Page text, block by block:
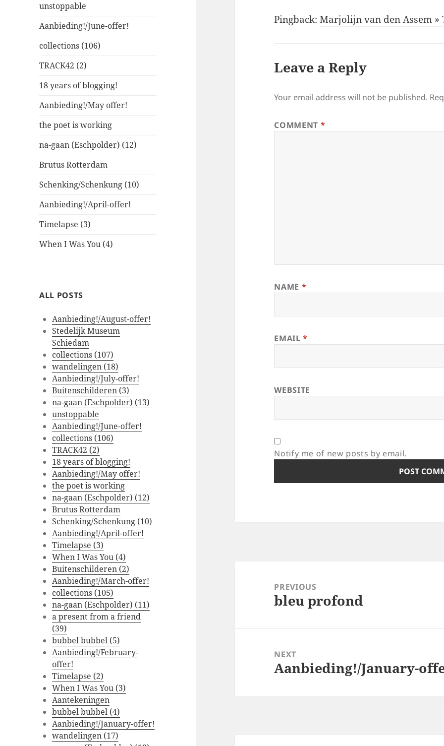
unstoppable
Aanbieding!/June-offer!
collections (106)
TRACK42 (2)
18 years of blogging!
Aanbieding!/May offer!
the poet is working
na-gaan (Eschpolder) (12)
Brutus Rotterdam
Schenking/Schenkung (10)
Aanbieding!/April-offer!
Timelapse (3)
When I Was You (4)
ALL POSTS
Aanbieding!/August-offer!
Stedelijk Museum
Schiedam
collections (107)
wandelingen (18)
Aanbieding!/July-offer!
Buitenschilderen (3)
na-gaan (Eschpolder) (13)
unstoppable
Aanbieding!/June-offer!
collections (106)
TRACK42 (2)
18 years of blogging!
Aanbieding!/May offer!
the poet is working
na-gaan (Eschpolder) (12)
Brutus Rotterdam
Schenking/Schenkung (10)
Aanbieding!/April-offer!
Timelapse (3)
When I Was You (4)
Buitenschilderen (2)
Aanbieding!/March-offer!
collections (105)
na-gaan (Eschpolder) (11)
a present from a friend
(39)
bubbel bubbel (5)
Aanbieding!/February-
offer!
Timelapse (2)
When I Was You (3)
Aantekeningen
bubbel bubbel (4)
Aanbieding!/January-offer!
wandelingen (17)
Pingback:Marjolijn van den Assem »
Leave a Reply
Your email address will not be published.
COMMENT *
NAME *
EMAIL*
WEBSITE
Notify me of new posts by email.
navigationPREVIOUS
Previous
bleu profond
NEXT
Next
Aanbieding!/January-